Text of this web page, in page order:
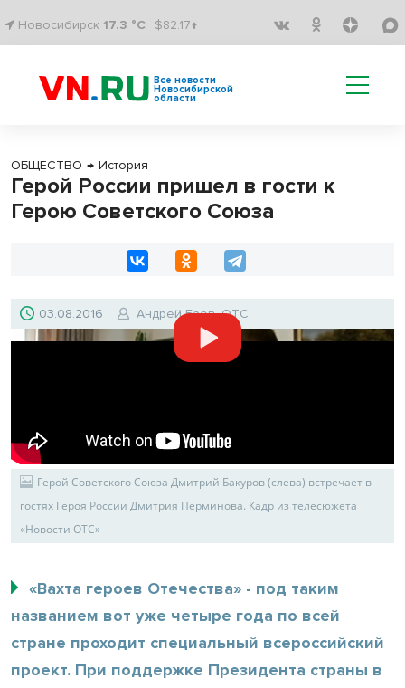
Новосибирск 17.3 °C $82.17↑
Все новости
Новосибирской
области
ОБЩЕСТВО → История
Герой России пришел в гости к
Герою Советского Союза
03.08.2016 Андрей Баев, ОТС
Герой Советского Союза Дмитрий Бакуров (слева) встречает в
гостях Героя России Дмитрия Перминова. Кадр из телесюжета
«Новости ОТС»
«Вахта героев Отечества» - под таким
названием вот уже четыре года по всей
стране проходит специальный всероссийский
проект. При поддержке Президента страны в